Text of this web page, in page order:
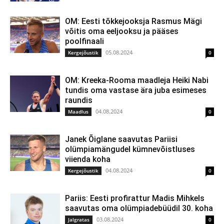
OM: Eesti tõkkejooksja Rasmus Mägi
võitis oma eeljooksu ja pääses
poolfinaali
Kergejõustik 05.08.2024 0
OM: Kreeka-Rooma maadleja Heiki Nabi
tundis oma vastase ära juba esimeses
raundis
Maadlus 04.08.2024 0
Janek Õiglane saavutas Pariisi
olümpiamängudel kümnevõistluses
viienda koha
Kergejõustik 04.08.2024 0
Pariis: Eesti profirattur Madis Mihkels
saavutas oma olümpiadebüüdil 30. koha
Jalgratas 03.08.2024 0